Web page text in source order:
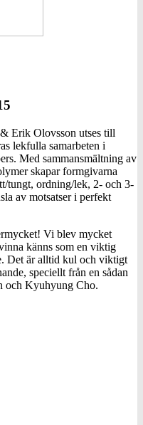
Erik Olovsson utses till
lekfulla samarbeten i
Med sammansmältning av
skapar formgivarna
tungt, ordning/lek, 2- och 3-
av motsatser i perfekt
Vi blev mycket
känns som en viktig
Det är alltid kul och viktigt
speciellt från en sådan
och Kyuhyung Cho.